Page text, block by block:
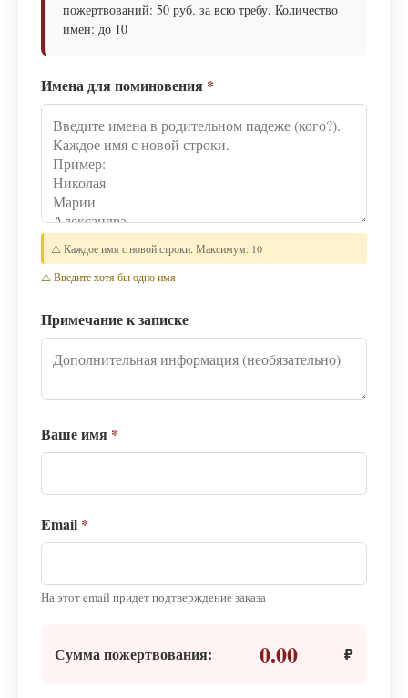
пожертвований: 50 руб. за всю требу. Количество
имен: до 10
Имена для поминовения *
⚠️ Каждое имя с новой строки. Максимум: 10
⚠️ Введите хотя бы одно имя
Примечание к записке
Ваше имя *
Email *
На этот email придет подтверждение заказа
Сумма пожертвования: 0.00 ₽